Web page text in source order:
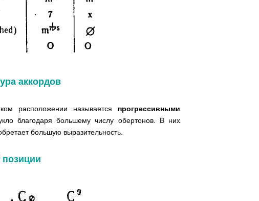
аккордов
расположении называется прогрессивными
благодаря большему числу обертонов. В них
большую выразительность.